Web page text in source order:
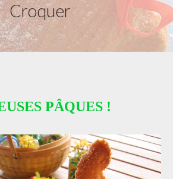
Croquer
PÂQUES !